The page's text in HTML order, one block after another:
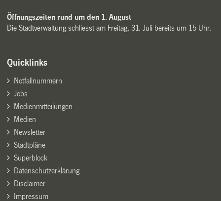
Öffnungszeiten rund um den 1. August
Die Stadtverwaltung schliesst am Freitag, 31. Juli bereits um 15 Uhr.
Quicklinks
Notfallnummern
Jobs
Medienmitteilungen
Medien
Newsletter
Stadtpläne
Superblock
Datenschutzerklärung
Disclaimer
Impressum